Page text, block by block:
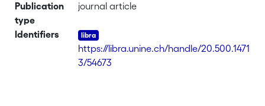
Publication
type
journal article
Identifiers
https://libra.unine.ch/handle/20.500.1471
3/54673